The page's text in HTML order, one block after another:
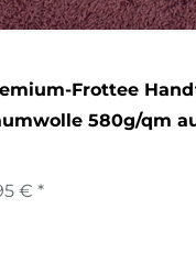
Frottee
580g/qm
€ *